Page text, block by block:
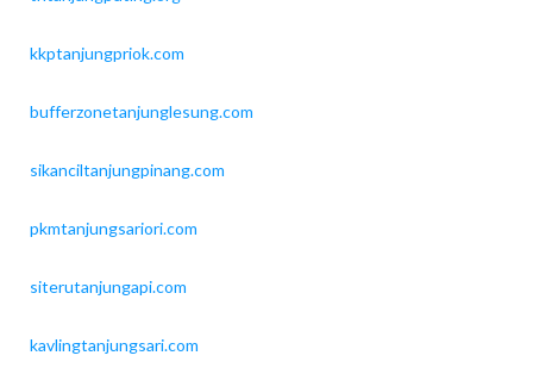
kkptanjungpriok.com
bufferzonetanjunglesung.com
sikanciltanjungpinang.com
pkmtanjungsariori.com
siterutanjungapi.com
kavlingtanjungsari.com